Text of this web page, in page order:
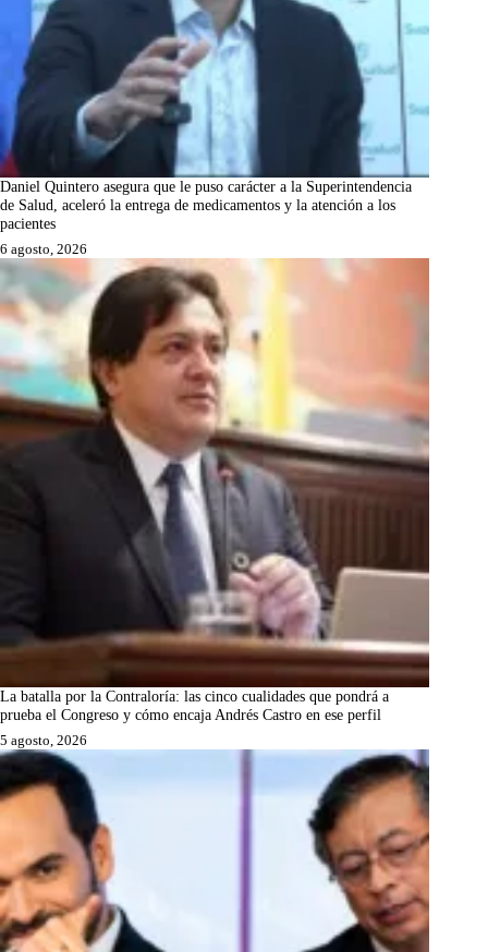
Daniel Quintero asegura que le puso carácter a la Superintendencia
de Salud, aceleró la entrega de medicamentos y la atención a los
pacientes
6 agosto, 2026
La batalla por la Contraloría: las cinco cualidades que pondrá a
prueba el Congreso y cómo encaja Andrés Castro en ese perfil
5 agosto, 2026